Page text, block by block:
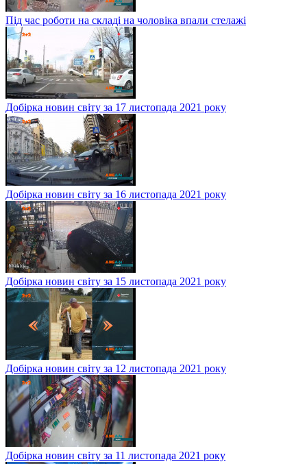
Під час роботи на складі на чоловіка впали стелажі
Добірка новин світу за 17 листопада 2021 року
Добірка новин світу за 16 листопада 2021 року
Добірка новин світу за 15 листопада 2021 року
Добірка новин світу за 12 листопада 2021 року
Добірка новин світу за 11 листопада 2021 року